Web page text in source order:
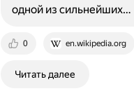
0 en.wikipedia.org
одной из сильнейших…
Читать далее